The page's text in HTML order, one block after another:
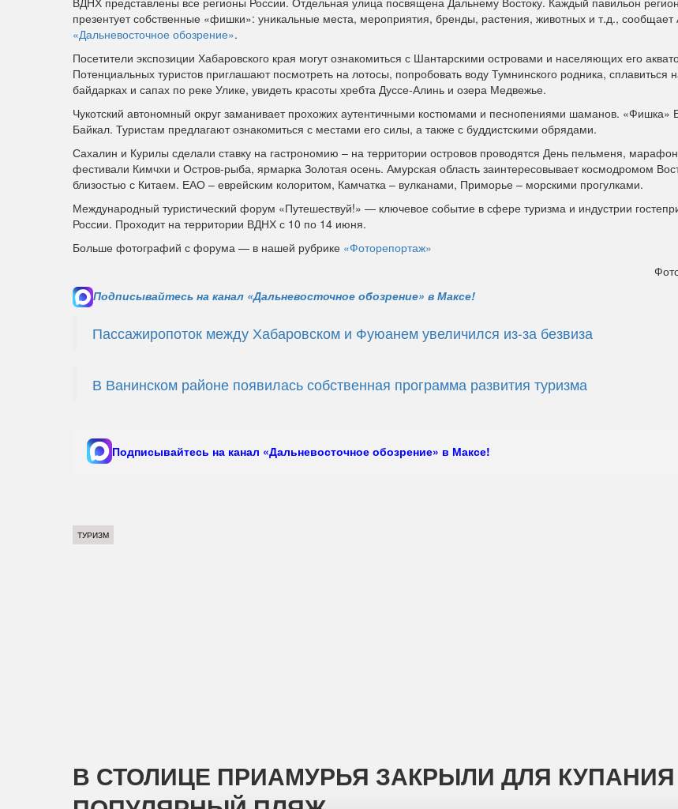
презентует собственные «фишки»: уникальные места, мероприятия, бренды, растения, животных и т.д., сообщает
«Дальневосточное обозрение».
Посетители экспозиции Хабаровского края могут ознакомиться с Шантарскими островами и населяющих его
Потенциальных туристов приглашают посмотреть на лотосы, попробовать воду Тумнинского родника, сплавиться
байдарках и сапах по реке Улике, увидеть красоты хребта Дуссе-Алинь и озера Медвежье.
Чукотский автономный округ заманивает прохожих аутентичными костюмами и песнопениями шаманов. «Фишка»
Байкал. Туристам предлагают ознакомиться с местами его силы, а также с буддистскими обрядами.
Сахалин и Курилы сделали ставку на гастрономию – на территории островов проводятся День пельменя,
фестивали Кимчхи и Остров-рыба, ярмарка Золотая осень. Амурская область заинтересовывает космодромом
близостью с Китаем. ЕАО – еврейским колоритом, Камчатка – вулканами, Приморье – морскими прогулками.
Международный туристический форум «Путешествуй!» — ключевое событие в сфере туризма и индустрии
России. Проходит на территории ВДНХ с 10 по 14 июня.
Больше фотографий с форума — в нашей рубрике «Фоторепортаж»
Подписывайтесь на канал «Дальневосточное обозрение» в Максе!
Пассажиропоток между Хабаровском и Фуюанем увеличился из-за безвиза
В Ванинском районе появилась собственная программа развития туризма
Подписывайтесь на канал «Дальневосточное обозрение» в Максе!
ТУРИЗМ
В СТОЛИЦЕ ПРИАМУРЬЯ ЗАКРЫЛИ ДЛЯ КУПАНИЯ